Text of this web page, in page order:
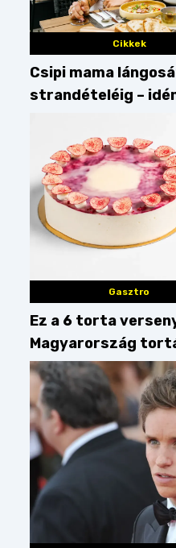
Alsóörs
Cikkek
Csipi mama
strandételéig –
Gasztro
Ez a 6 torta
Magyarország